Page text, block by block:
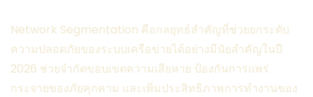
Network Segmentation คือกลยุทธ์สำคัญที่ช่วยยกระดับ
ความปลอดภัยของระบบเครือข่ายได้อย่างมีนัยสำคัญในปี
2026 ช่วยจำกัดขอบเขตความเสียหาย ป้องกันการแพร่
กระจายของภัยคุกคาม และเพิ่มประสิทธิภาพการทำงานของ